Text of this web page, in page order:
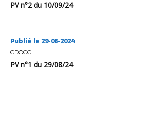
PV n°2 du 10/09/24
Publié le 29-08-2024
CDOCC
PV n°1 du 29/08/24